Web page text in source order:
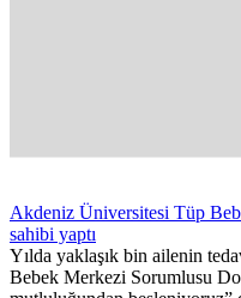
Akdeniz Üniversitesi Tüp
sahibi yaptı
Yılda yaklaşık bin ailenin
Bebek Merkezi Sorumlusu